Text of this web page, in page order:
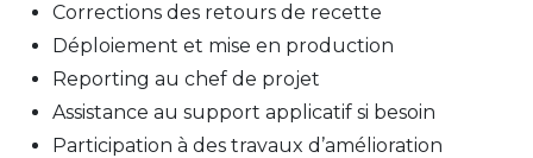
Corrections des retours de recette
Déploiement et mise en production
Reporting au chef de projet
Assistance au support applicatif si besoin
Participation à des travaux d’amélioration